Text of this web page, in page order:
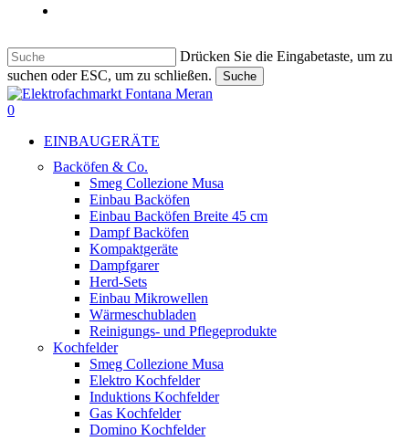
Drücken Sie die Eingabetaste, um zu
suchen oder ESC, um zu schließen.
Suche
Suche
beenden
suche
0
EINBAUGERÄTE
Backöfen & Co.
Smeg Collezione Musa
Einbau Backöfen
Einbau Backöfen Breite 45 cm
Dampf Backöfen
Kompaktgeräte
Dampfgarer
Herd-Sets
Einbau Mikrowellen
Wärmeschubladen
Reinigungs- und Pflegeprodukte
Kochfelder
Smeg Collezione Musa
Elektro Kochfelder
Induktions Kochfelder
Gas Kochfelder
Domino Kochfelder